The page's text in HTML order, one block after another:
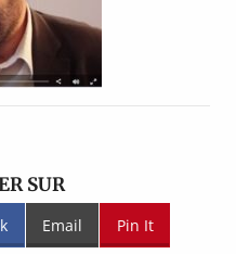
SUR
Email Pin It